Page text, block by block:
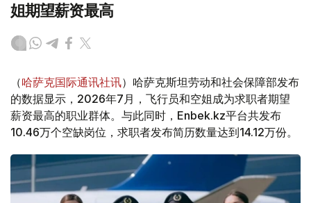
姐期望薪资最高
（哈萨克国际通讯社讯）哈萨克斯坦劳动和社会保障部发布
的数据显示，2026年7月，飞行员和空姐成为求职者期望
薪资最高的职业群体。与此同时，Enbek.kz平台共发布
10.46万个空缺岗位，求职者发布简历数量达到14.12万份。